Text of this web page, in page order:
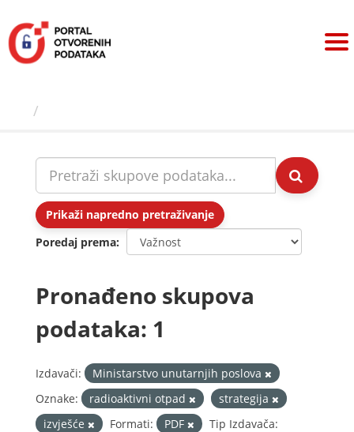
sadržaj
Prikaži napredno pretraživanje
Poredaj prema
Pronađeno skupova
podataka: 1
Izdavači:
Ministarstvo unutarnjih poslova
Oznake:
radioaktivni otpad
strategija
izvješće
Formati: PDF
Tip Izdavača: